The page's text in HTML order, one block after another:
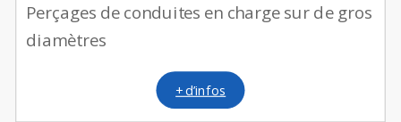
Perçages de conduites en charge sur de gros
diamètres
+ d’infos